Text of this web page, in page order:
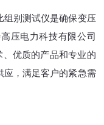
组别测试仪是确保变压
压电力科技有限公司
、优质的产品和专业的
应，满足客户的紧急需